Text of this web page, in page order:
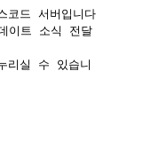
드 서버입니다
이트 소식 전달
리실 수 있습니